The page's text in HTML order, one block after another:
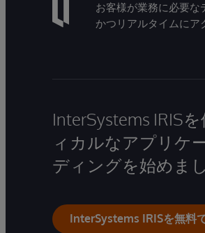
お客様が業務に必要
かつリアルタイムに
InterSystems IRIS
ィカルなアプリケ
ディングを始めま
InterSystems IRISを無料